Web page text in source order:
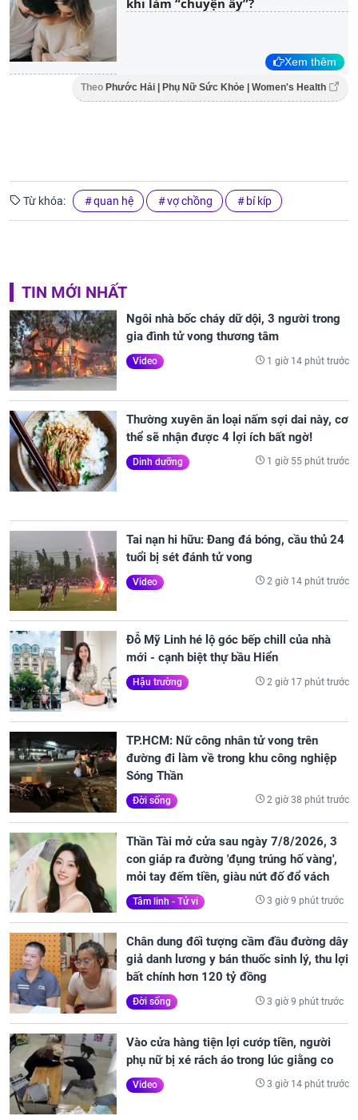
khi làm “chuyện ấy”?
Xem thêm
Theo Phước Hải | Phụ Nữ Sức Khỏe | Women's Health
Từ khóa: quan hệ vợ chồng bí kíp
TIN MỚI NHẤT
Ngôi nhà bốc cháy dữ dội, 3 người trong
gia đình tử vong thương tâm
Video 1 giờ 14 phút trước
Thường xuyên ăn loại nấm sợi dai này, cơ
thể sẽ nhận được 4 lợi ích bất ngờ!
Dinh dưỡng 1 giờ 55 phút trước
Tai nạn hi hữu: Đang đá bóng, cầu thủ 24
tuổi bị sét đánh tử vong
Video 2 giờ 14 phút trước
Đỗ Mỹ Linh hé lộ góc bếp chill của nhà
mới - cạnh biệt thự bầu Hiển
Hậu trường 2 giờ 17 phút trước
TP.HCM: Nữ công nhân tử vong trên
đường đi làm về trong khu công nghiệp
Sóng Thần
Đời sống 2 giờ 38 phút trước
Thần Tài mở cửa sau ngày 7/8/2026, 3
con giáp ra đường 'đụng trúng hố vàng',
mỏi tay đếm tiền, giàu nứt đố đổ vách
Tâm linh - Tử vi 3 giờ 9 phút trước
Chân dung đối tượng cầm đầu đường dây
giả danh lương y bán thuốc sinh lý, thu lợi
bất chính hơn 120 tỷ đồng
Đời sống 3 giờ 9 phút trước
Vào cửa hàng tiện lợi cướp tiền, người
phụ nữ bị xé rách áo trong lúc giằng co
Video 3 giờ 14 phút trước